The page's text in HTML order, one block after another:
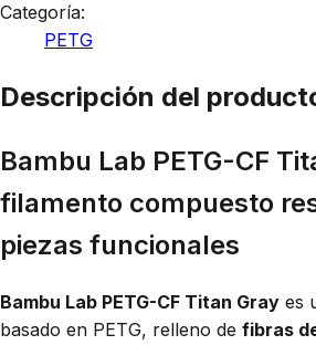
Categoría:
PETG
Descripción del
Bambu Lab PETG-CF
filamento compuesto
piezas funcionales
Bambu Lab PETG-CF Titan Gray es
basado en PETG, relleno de fibras